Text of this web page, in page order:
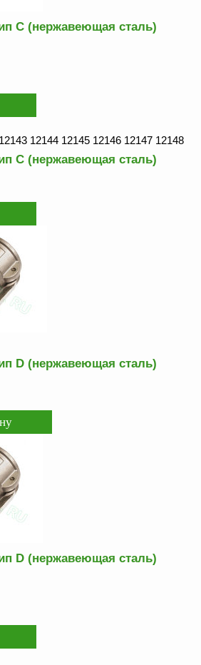
С (нержавеющая сталь)
12144 12145 12146 12147 12148
С (нержавеющая сталь)
D (нержавеющая сталь)
D (нержавеющая сталь)